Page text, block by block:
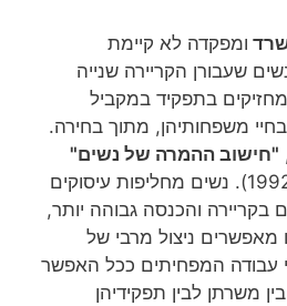
ומפקדה לא קיימת
שעבורן הקריירה שנייה
בתפקיד במקביל
משפחותיהן, מתוך בחירה.
ההמרה של נשים"
(יזרעאלי ואח', 1992). נשים מחליפות עיסוקים
והכנסה גבוהה יותר,
מאפשרים ניצול מרבי של
עבודה המפחיתים ככל האפשר
משרתן לבין תפקידיהן